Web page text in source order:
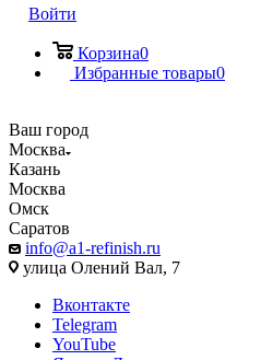
Войти
Корзина0
Избранные товары0
Ваш город
Москва
Казань
Москва
Омск
Саратов
info@a1-refinish.ru
улица Олений Вал, 7
Вконтакте
Telegram
YouTube